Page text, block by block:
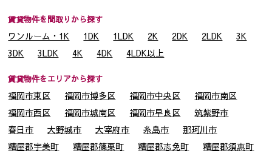
賃貸物件を間取りから探す
ワンルーム・1K 1DK 1LDK 2K 2DK 2LDK
3K
3DK
3LDK 4K 4DK 4LDK以上
賃貸物件をエリアから探す
福岡市東区 福岡市博多区 福岡市中央区
福岡市南区
福岡市西区
福岡市城南区 福岡市早良区
筑紫野市
春日市
大野城市 大宰府市 糸島市
那珂川市
糟屋郡宇美町
糟屋郡篠栗町 糟屋郡志免町
糟屋郡須惠町